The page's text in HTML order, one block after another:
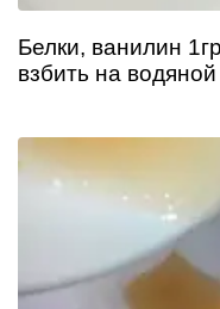
Белки, ванилин
взбить на